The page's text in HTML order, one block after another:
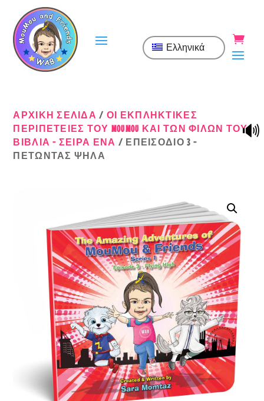
Ελληνικά
ΑΡΧΙΚΉ ΣΕΛΊΔΑ / ΟΙ ΕΚΠΛΗΚΤΙΚΈΣ
ΠΕΡΙΠΈΤΕΙΕΣ ΤΟΥ MOUMOU ΚΑΙ ΤΩΝ ΦΊΛΩΝ ΤΟΥ
ΒΙΒΛΊΑ - ΣΕΙΡΆ ΈΝΑ / ΕΠΕΙΣΌΔΙΟ 3 -
ΠΕΤΏΝΤΑΣ ΨΗΛΆ
🔊